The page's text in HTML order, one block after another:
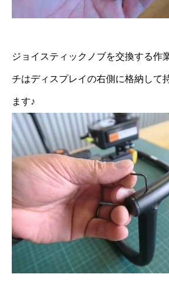
ジョイスティックノブを交換する作
チはディスプレイの右側に格納して
ます♪